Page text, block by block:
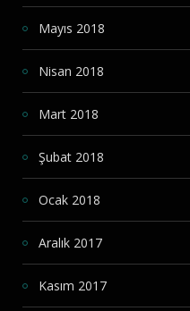
Mayıs 2018
Nisan 2018
Mart 2018
Şubat 2018
Ocak 2018
Aralık 2017
Kasım 2017